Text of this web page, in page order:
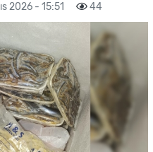
2026 - 15:51 44